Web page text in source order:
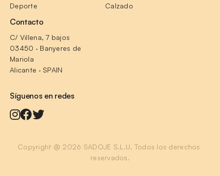
Deporte
Calzado
Contacto
C/ Villena, 7 bajos
03450 · Banyeres de
Mariola
Alicante · SPAIN
Síguenos en redes
Copyright @ 2026 SADOJE S.L.U. Todos los derechos
reservados.